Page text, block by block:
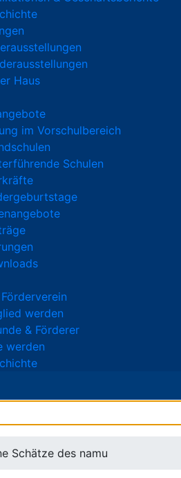
Haus
im Vorschulbereich
Schulen
werden
& Förderer
werden
Schätze des namu